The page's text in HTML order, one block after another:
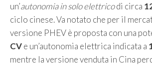
un’autonomia in solo elettricodi circa
ciclo cinese. Va notato che per il
versione PHEV è proposta con una
CVe un’autonomia elettrica indicata a
mentre la versione venduta in Cina